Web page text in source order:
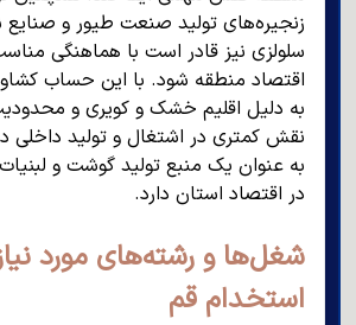
زنجیره‌های تولید صنعت طیور و صنایع
سلولزی نیز قادر است با هماهنگی
اقتصاد منطقه شود. با این حساب
به دلیل اقلیم خشک و کویری و
نقش کمتری در اشتغال و تولید داخلی
به عنوان یک منبع تولید گوشت و
در اقتصاد استان دارد.
شغل‌ها و رشته‌های مورد
استخدام قم